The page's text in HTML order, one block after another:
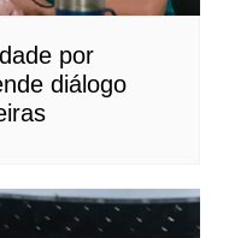
por
diálogo